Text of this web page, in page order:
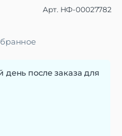
OLED
Dual: nano SIM + eSIM
Арт. НФ-00027782
после заказа для